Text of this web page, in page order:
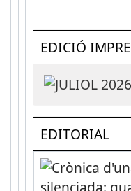
EDICIÓ
EDITORIAL